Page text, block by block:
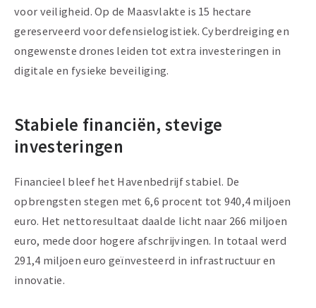
voor veiligheid. Op de Maasvlakte is 15 hectare
gereserveerd voor defensielogistiek. Cyberdreiging en
ongewenste drones leiden tot extra investeringen in
digitale en fysieke beveiliging.
Stabiele financiën, stevige
investeringen
Financieel bleef het Havenbedrijf stabiel. De
opbrengsten stegen met 6,6 procent tot 940,4 miljoen
euro. Het nettoresultaat daalde licht naar 266 miljoen
euro, mede door hogere afschrijvingen. In totaal werd
291,4 miljoen euro geïnvesteerd in infrastructuur en
innovatie.